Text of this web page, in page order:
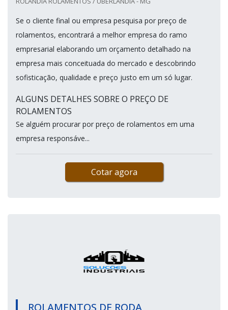
Se o cliente final ou empresa pesquisa por preço de
rolamentos, encontrará a melhor empresa do ramo
empresarial elaborando um orçamento detalhado na
empresa mais conceituada do mercado e descobrindo
sofisticação, qualidade e preço justo em um só lugar.
ALGUNS DETALHES SOBRE O PREÇO DE
ROLAMENTOS
Se alguém procurar por preço de rolamentos em uma
empresa responsáve...
Cotar agora
ROLAMENTOS DE RODA